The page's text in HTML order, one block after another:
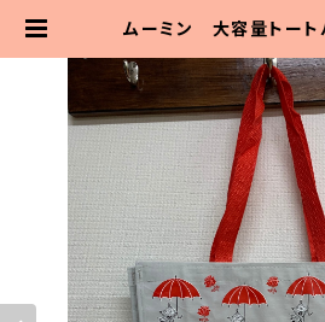
ムーミン 大容量トート
itoParta